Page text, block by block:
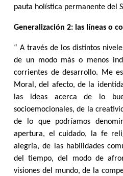
pauta holística permanente del
Generalización 2: las líneas o
“ A través de los distintos
de un modo más o menos
corrientes de desarrollo. Me
Moral, del afecto, de la
las ideas acerca de lo
socioemocionales, de la
de lo que podríamos
apertura, el cuidado, la fe
alegría, de las habilidades
del tiempo, del modo de
visiones del mundo, de la